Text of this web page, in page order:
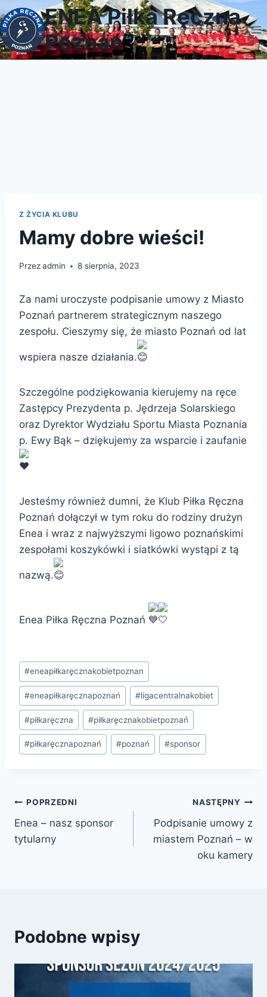
Przejdź
do
treści
ENEA Piłka Ręczna
Poznań
Z ŻYCIA KLUBU
Mamy dobre wieści!
Przezadmin 8 sierpnia, 2023
Za nami uroczyste podpisanie umowy z Miasto
Poznań partnerem strategicznym naszego
zespołu. Cieszymy się, że miasto Poznań od lat
wspiera nasze działania.
Szczególne podziękowania kierujemy na ręce
Zastępcy Prezydenta p. Jędrzeja Solarskiego
oraz Dyrektor Wydziału Sportu Miasta Poznania
p. Ewy Bąk – dziękujemy za wsparcie i zaufanie
Jesteśmy również dumni, że Klub Piłka Ręczna
Poznań dołączył w tym roku do rodziny drużyn
Enea i wraz z najwyższymi ligowo poznańskimi
zespołami koszykówki i siatkówki wystąpi z tą
nazwą.
Enea Piłka Ręczna Poznań
Tagi
wpisu:
#eneapiłkaręcznakobietpoznan
#eneapiłkaręcznapoznań #ligacentralnakobiet
#piłkaręczna #piłkaręcznakobietpoznań
#piłkaręcznapoznań #poznań #sponsor
Nawigacja
wpisu
POPRZEDNI
Enea – nasz sponsor
tytularny
NASTĘPNY
Podpisanie umowy z
miastem Poznań – w
oku kamery
Podobne wpisy